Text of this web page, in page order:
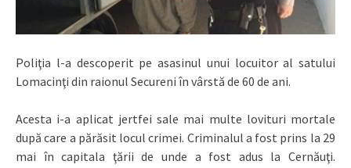
Poliţia l-a descoperit pe asasinul unui locuitor al satului
Lomacinţi din raionul Secureni în vârstă de 60 de ani.
Acesta i-a aplicat jertfei sale mai multe lovituri mortale
după care a părăsit locul crimei. Criminalul a fost prins la 29
mai în capitala ţării de unde a fost adus la Cernăuţi.